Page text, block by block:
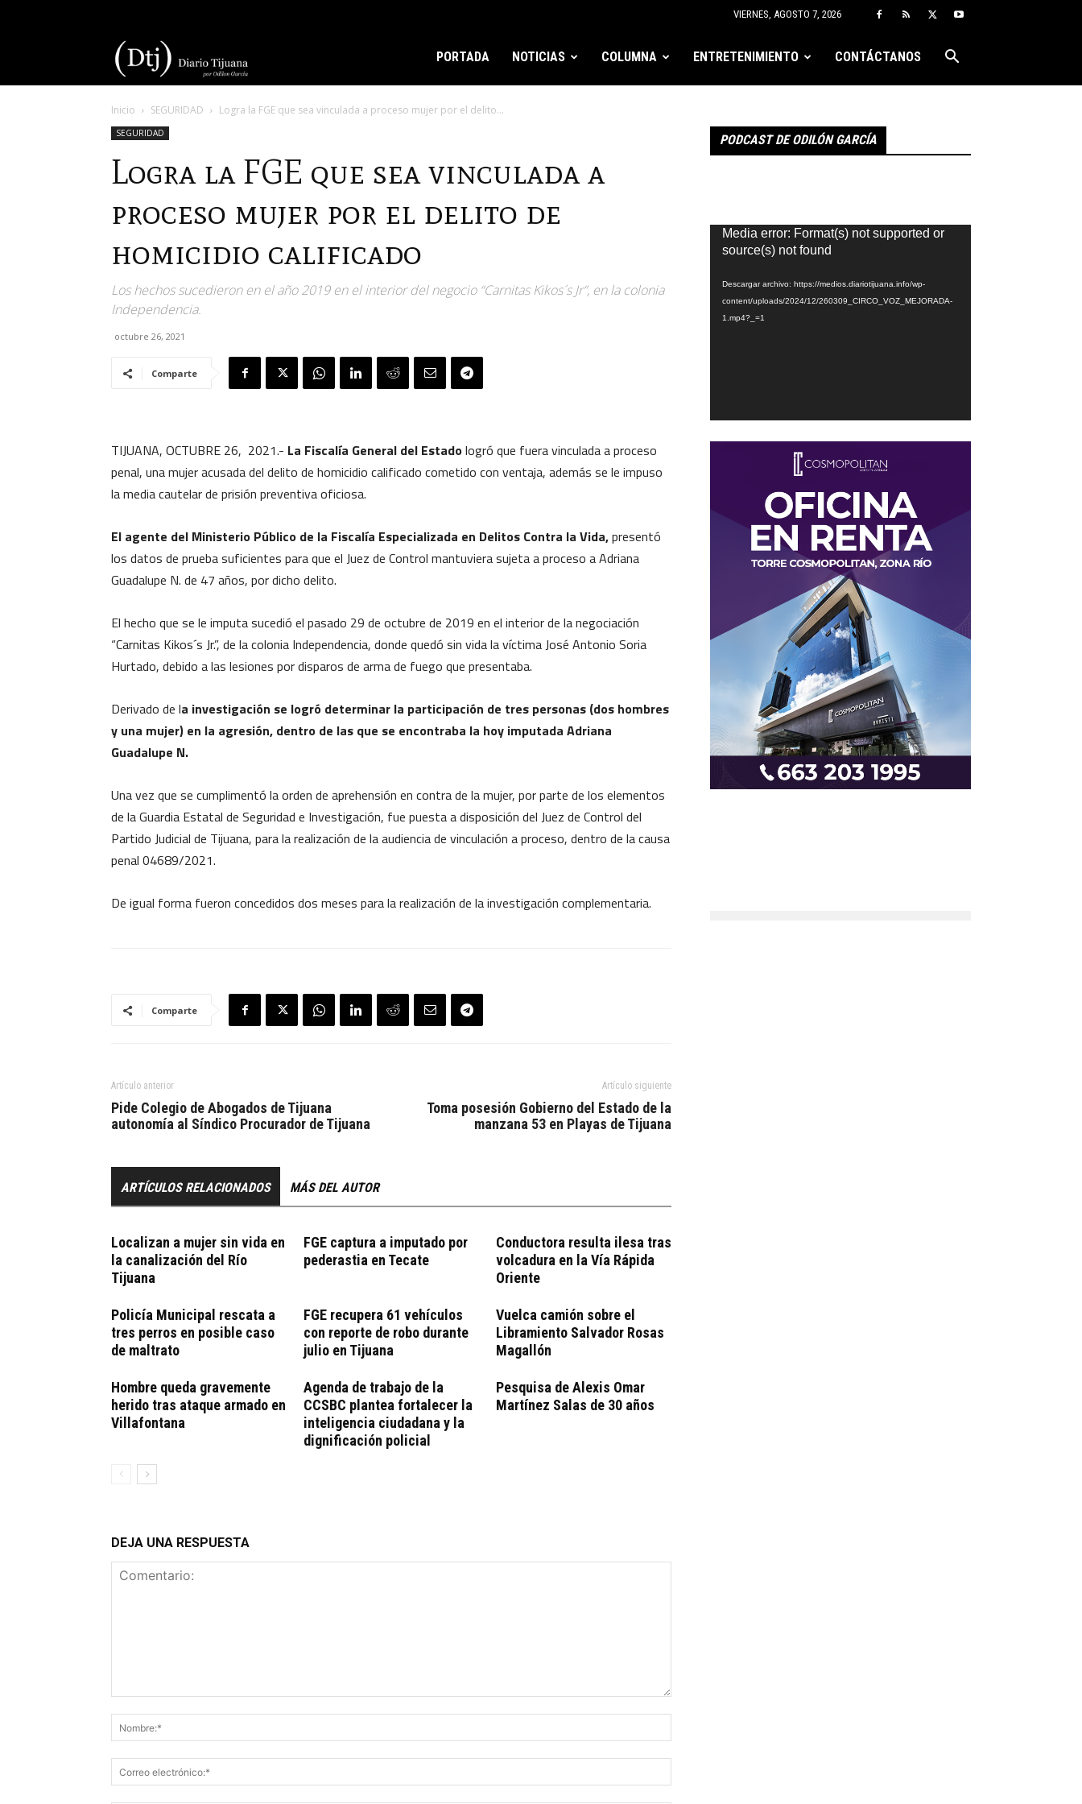
VIERNES, AGOSTO 7, 2026
Tijuana
PORTADA NOTICIAS COLUMNA ENTRETENIMIENTO CONTÁCTANOS
Inicio SEGURIDAD Logra la FGE que sea vinculada a proceso mujer por el delito...
SEGURIDAD
Logra la FGE que sea vinculada a
proceso mujer por el delito de
homicidio calificado
Los hechos sucedieron en el año 2019 en el interior del negocio “Carnitas Kikos´s Jr”, en la colonia
Independencia.
octubre 26, 2021
Comparte
TIJUANA, OCTUBRE 26, 2021.- La Fiscalía General del Estadologró que fuera vinculada a proceso
penal, una mujer acusada del delito de homicidio calificado cometido con ventaja, además se le impuso
la media cautelar de prisión preventiva oficiosa.
El agente del Ministerio Público de la Fiscalía Especializada en Delitos Contra la Vida,presentó
los datos de prueba suficientes para que el Juez de Control mantuviera sujeta a proceso a Adriana
Guadalupe N. de 47 años, por dicho delito.
El hecho que se le imputa sucedió el pasado 29 de octubre de 2019 en el interior de la negociación
“Carnitas Kikos´s Jr.”, de la colonia Independencia, donde quedó sin vida la víctima José Antonio Soria
Hurtado, debido a las lesiones por disparos de arma de fuego que presentaba.
Derivado de la investigación se logró determinar la participación de tres personas (dos hombres
y una mujer) en la agresión, dentro de las que se encontraba la hoy imputada Adriana
Guadalupe N.
Una vez que se cumplimentó la orden de aprehensión en contra de la mujer, por parte de los elementos
de la Guardia Estatal de Seguridad e Investigación, fue puesta a disposición del Juez de Control del
Partido Judicial de Tijuana, para la realización de la audiencia de vinculación a proceso, dentro de la causa
penal 04689/2021.
De igual forma fueron concedidos dos meses para la realización de la investigación complementaria.
Comparte
Artículo anterior
Pide Colegio de Abogados de Tijuana
autonomía al Síndico Procurador de Tijuana
Artículo siguiente
Toma posesión Gobierno del Estado de la
manzana 53 en Playas de Tijuana
ARTÍCULOS RELACIONADOS MÁS DEL AUTOR
Localizan a mujer sin vida en
la canalización del Río
Tijuana
FGE captura a imputado por
pederastia en Tecate
Conductora resulta ilesa tras
volcadura en la Vía Rápida
Oriente
Policía Municipal rescata a
tres perros en posible caso
de maltrato
FGE recupera 61 vehículos
con reporte de robo durante
julio en Tijuana
Vuelca camión sobre el
Libramiento Salvador Rosas
Magallón
Hombre queda gravemente
herido tras ataque armado en
Villafontana
Agenda de trabajo de la
CCSBC plantea fortalecer la
inteligencia ciudadana y la
dignificación policial
Pesquisa de Alexis Omar
Martínez Salas de 30 años
DEJA UNA RESPUESTA
PODCAST DE ODILÓN GARCÍA
Reproductor
de
Media error: Format(s) not supported or
source(s) not found
Descargar archivo: https://medios.diariotijuana.info/wp-
content/uploads/2024/12/260309_CIRCO_VOZ_MEJORADA-
1.mp4?_=1